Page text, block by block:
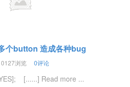
个button 造成各种bug
浏览 0评论
[......] Read more ...